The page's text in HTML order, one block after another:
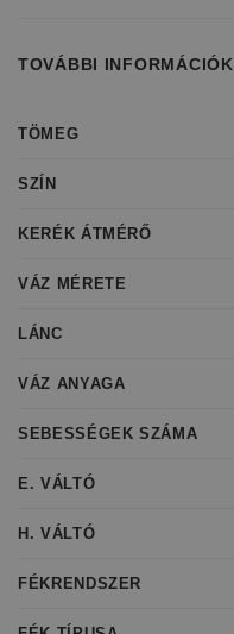
TOVÁBBI INFORMÁCIÓK
TÖMEG
SZÍN
KERÉK ÁTMÉRŐ
VÁZ MÉRETE
LÁNC
VÁZ ANYAGA
SEBESSÉGEK SZÁMA
E. VÁLTÓ
H. VÁLTÓ
FÉKRENDSZER